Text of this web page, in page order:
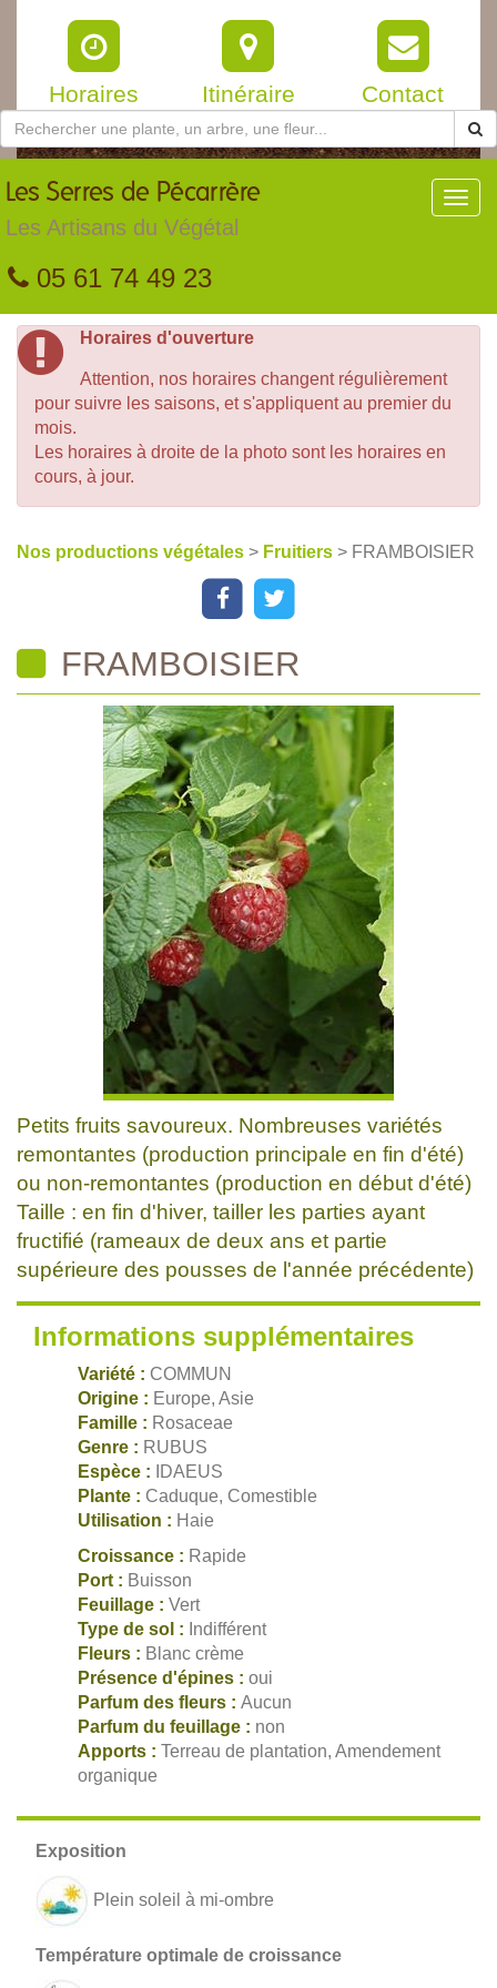
Horaires Itinéraire Contact
Les Serres de Pécarrère
Les Artisans du Végétal
05 61 74 49 23
Horaires d'ouverture
Attention, nos horaires changent régulièrement
pour suivre les saisons, et s'appliquent au premier du
mois.
Les horaires à droite de la photo sont les horaires en
cours, à jour.
Nos productions végétales > Fruitiers > FRAMBOISIER
FRAMBOISIER
Petits fruits savoureux. Nombreuses variétés
remontantes (production principale en fin d'été)
ou non-remontantes (production en début d'été)
Taille : en fin d'hiver, tailler les parties ayant
fructifié (rameaux de deux ans et partie
supérieure des pousses de l'année précédente)
Informations supplémentaires
Variété : COMMUN
Origine : Europe, Asie
Famille : Rosaceae
Genre : RUBUS
Espèce :
IDAEUS
Plante : Caduque, Comestible
Utilisation : Haie
Croissance : Rapide
Port : Buisson
Feuillage : Vert
Type de sol : Indifférent
Fleurs : Blanc crème
Présence d'épines : oui
Parfum des fleurs : Aucun
Parfum du feuillage : non
Apports : Terreau de plantation, Amendement
organique
Plein soleil à mi-ombre